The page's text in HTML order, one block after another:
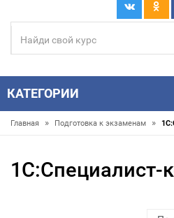
КАТЕГОРИИ
Главная » Подготовка к экзаменам »
1С:Специалист-